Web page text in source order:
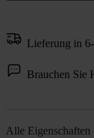
Lieferung in
Brauchen Sie
Alle Eigenschaften